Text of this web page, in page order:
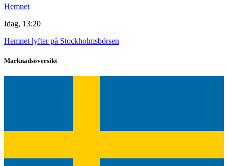
Hemnet
Idag, 13:20
Hemnet lyfter på Stockholmsbörsen
Marknadsöversikt